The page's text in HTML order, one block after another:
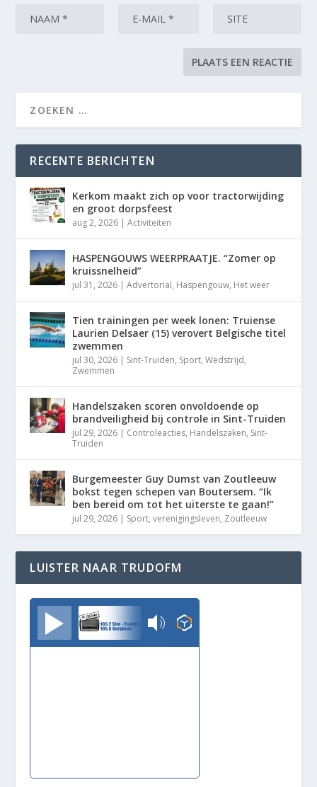
RECENTE BERICHTEN
Kerkom maakt zich op voor tractorwijding
en groot dorpsfeest
aug 2, 2026 |Activiteiten
HASPENGOUWS WEERPRAATJE. “Zomer op
kruissnelheid”
jul 31, 2026 |Advertorial, Haspengouw, Het weer
Tien trainingen per week lonen: Truiense
Laurien Delsaer (15) verovert Belgische titel
zwemmen
jul 30, 2026 | Sint-Truiden, Sport,Wedstrijd,
Zwemmen
Handelszaken scoren onvoldoende op
brandveiligheid bij controle in Sint-Truiden
jul 29, 2026 | Controleacties, Handelszaken, Sint-
Truiden
Burgemeester Guy Dumst van Zoutleeuw
bokst tegen schepen van Boutersem. “Ik
ben bereid om tot het uiterste te gaan!”
jul 29, 2026 | Sport,verenigingsleven, Zoutleeuw
LUISTER NAAR TRUDOFM
TrudoFM